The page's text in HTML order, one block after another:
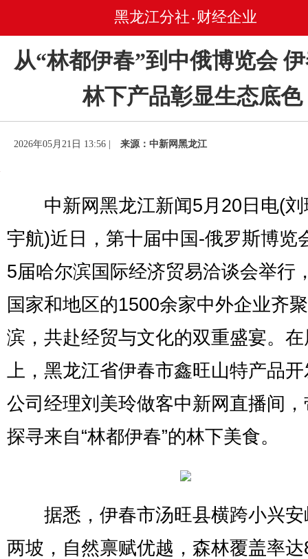
黑龙江分社 • 财经企业
从“林都伊春”到中俄博览会
林下产品彰显生态底色
2026年05月21日 13:56 | 来源：中新网黑龙江
中新网黑龙江新闻5月20日电(刘
宇航)近日，第十届中国-俄罗斯博览
5届哈尔滨国际经济贸易洽谈会举行
国家和地区的1500余家中外企业齐
滨，共赴经贸与文化的双重盛宴。
上，黑龙江省伊春市鑫旺山特产品
公司经理刘美玲做客中新网直播间
探寻来自“林都伊春”的林下美食。
据悉，伊春市汤旺县横跨小兴安
两坡，自然禀赋优越，森林覆盖率